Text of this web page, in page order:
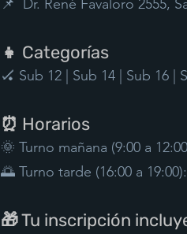
📌 Dr. René Favaloro 2555,
👧 Categorías
🏑 Sub 12 | Sub 14 | Sub 16 |
⏰ Horarios
🌞 Turno mañana (9:00 a
🌅 Turno tarde (16:00 a
🎁 Tu inscripción